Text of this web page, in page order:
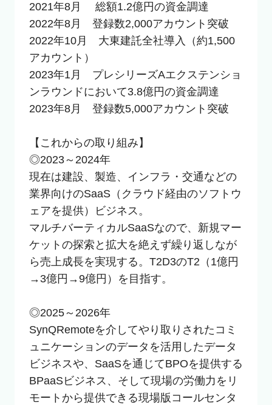
2021年8月　 総額1.2億円の資金調達
2022年8月　登録数2,000アカウント突破
2022年10月　大東建託全社導入（約1,500
アカウント）
2023年1月　プレシリーズAエクステンショ
ンラウンドにおいて3.8億円の資金調達
2023年8月　登録数5,000アカウント突破
【これからの取り組み】
◎2023～2024年
現在は建設、製造、インフラ・交通などの
業界向けのSaaS（クラウド経由のソフトウ
ェアを提供）ビジネス。
マルチバーティカルSaaSなので、新規マー
ケットの探索と拡大を絶えず繰り返しなが
ら売上成長を実現する。T2D3のT2（1億円
→3億円→9億円）を目指す。
◎2025～2026年
SynQRemoteを介してやり取りされたコミ
ュニケーションのデータを活用したデータ
ビジネスや、SaaSを通じてBPOを提供する
BPaaSビジネス、そして現場の労働力をリ
モートから提供できる現場版コールセンタ